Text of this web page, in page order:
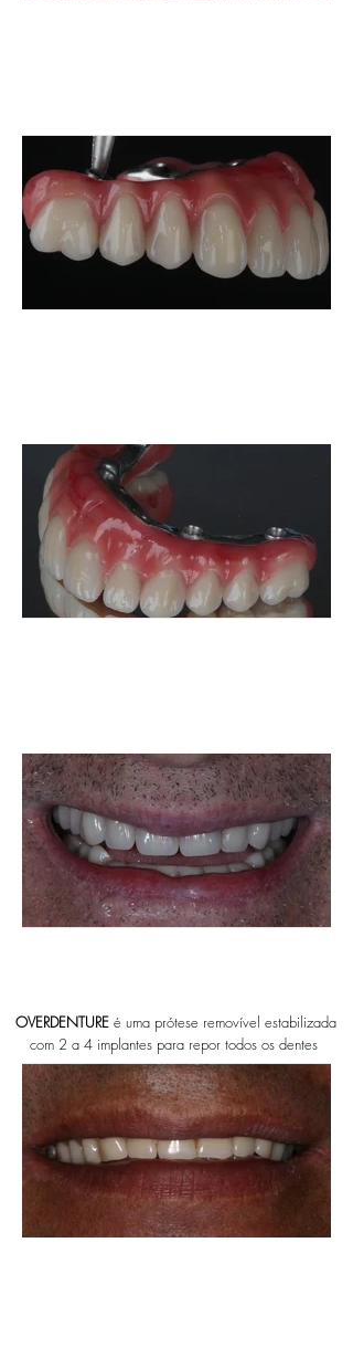
OVERDENTURE é uma prótese removível estabilizada
com 2 a 4 implantes para repor todos os dentes